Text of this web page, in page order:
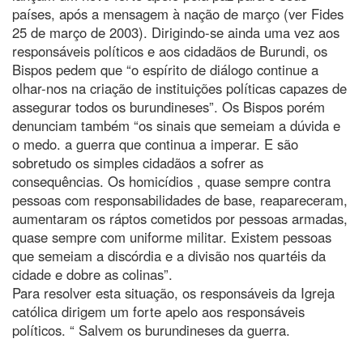
países, após a mensagem à nação de março (ver Fides
25 de março de 2003). Dirigindo-se ainda uma vez aos
responsáveis políticos e aos cidadãos de Burundi, os
Bispos pedem que “o espírito de diálogo continue a
olhar-nos na criação de instituições políticas capazes de
assegurar todos os burundineses”. Os Bispos porém
denunciam também “os sinais que semeiam a dúvida e
o medo. a guerra que continua a imperar. E são
sobretudo os simples cidadãos a sofrer as
consequências. Os homicídios , quase sempre contra
pessoas com responsabilidades de base, reapareceram,
aumentaram os ráptos cometidos por pessoas armadas,
quase sempre com uniforme militar. Existem pessoas
que semeiam a discórdia e a divisão nos quartéis da
cidade e dobre as colinas”.
Para resolver esta situação, os responsáveis da Igreja
católica dirigem um forte apelo aos responsáveis
políticos. “ Salvem os burundineses da guerra.